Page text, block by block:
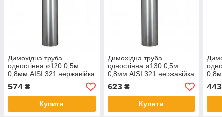
Димохідна труба
одностінна ø120 0,5м
0,8мм AISI 321 нержавійка
574 ₴
Купити
Димохідна труба
одностінна ø130 0,5м
0,8мм AISI 321 нержавійка
623₴
Купити
443